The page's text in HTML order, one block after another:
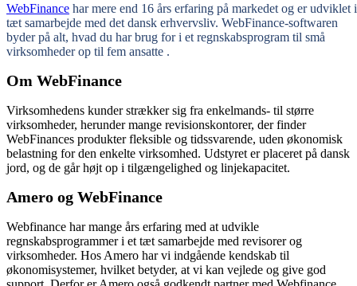
WebFinance har mere end 16 års erfaring på markedet og er udviklet i
tæt samarbejde med det dansk erhvervsliv. WebFinance-softwaren
byder på alt, hvad du har brug for i et regnskabsprogram til små
virksomheder op til fem ansatte .
Om WebFinance
Virksomhedens kunder strækker sig fra enkelmands- til større
virksomheder, herunder mange revisionskontorer, der finder
WebFinances produkter fleksible og tidssvarende, uden økonomisk
belastning for den enkelte virksomhed. Udstyret er placeret på dansk
jord, og de går højt op i tilgængelighed og linjekapacitet.
Amero og WebFinance
Webfinance har mange års erfaring med at udvikle
regnskabsprogrammer i et tæt samarbejde med revisorer og
virksomheder. Hos Amero har vi indgående kendskab til
økonomisystemer, hvilket betyder, at vi kan vejlede og give god